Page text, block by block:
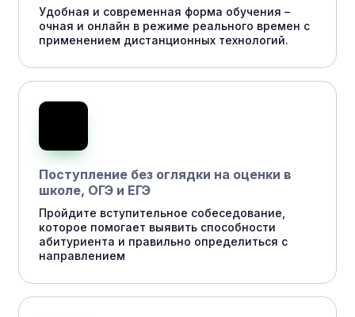
Удобная и современная форма обучения –
очная и онлайн в режиме реального времен с
применением дистанционных технологий.
Поступление без оглядки на оценки в
школе, ОГЭ и ЕГЭ
Пройдите вступительное собеседование,
которое помогает выявить способности
абитуриента и правильно определиться с
направлением